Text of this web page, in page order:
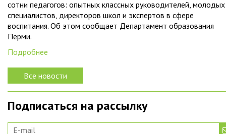
сотни педагогов: опытных классных руководителей, молодых
специалистов, директоров школ и экспертов в сфере
воспитания. Об этом сообщает Департамент образования
Перми.
Подробнее
Все новости
Подписаться на рассылку